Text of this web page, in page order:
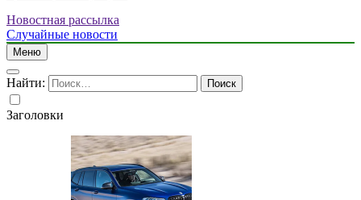
Новостная рассылка
Случайные новости
Меню
Найти:
Заголовки